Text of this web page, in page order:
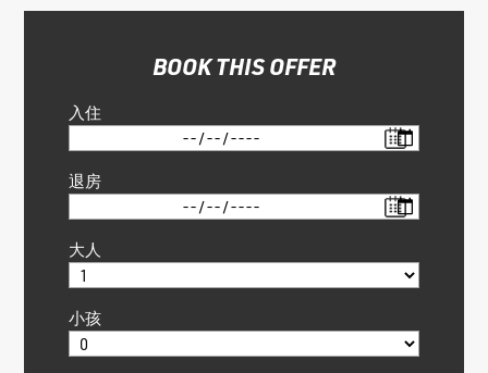
BOOK THIS OFFER
入住
退房
大人
小孩